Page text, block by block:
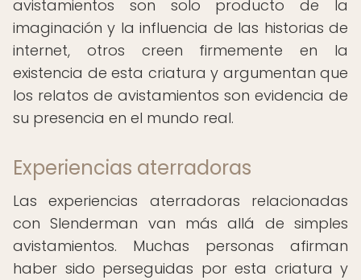
avistamientos son solo producto de la
imaginación y la influencia de las historias de
internet, otros creen firmemente en la
existencia de esta criatura y argumentan que
los relatos de avistamientos son evidencia de
su presencia en el mundo real.
Experiencias aterradoras
Las experiencias aterradoras relacionadas
con Slenderman van más allá de simples
avistamientos. Muchas personas afirman
haber sido perseguidas por esta criatura y